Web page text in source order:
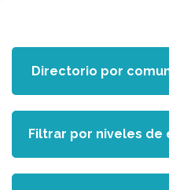
Filtrar por niveles de